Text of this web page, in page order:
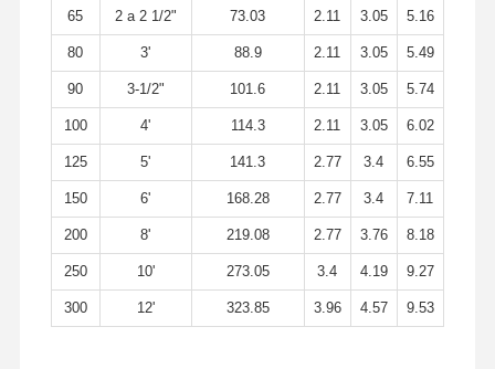
65 2 a 2 1/2" 73.03 2.11 3.05 5.16
80 3' 88.9 2.11 3.05 5.49
90 3-1/2" 101.6 2.11 3.05 5.74
100 4' 114.3 2.11 3.05 6.02
125 5' 141.3 2.77 3.4 6.55
150 6' 168.28 2.77 3.4 7.11
200 8' 219.08 2.77 3.76 8.18
250 10' 273.05 3.4 4.19 9.27
300 12' 323.85 3.96 4.57 9.53